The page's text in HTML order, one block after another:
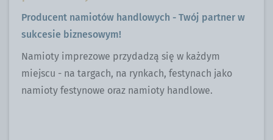
Producent namiotów handlowych - Twój partner w
sukcesie biznesowym!
Namioty imprezowe przydadzą się w każdym
miejscu - na targach, na rynkach, festynach jako
namioty festynowe oraz namioty handlowe.